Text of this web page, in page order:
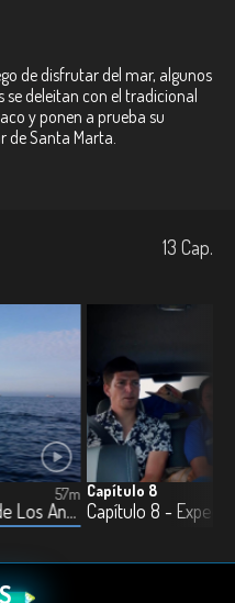
de disfrutar del mar, algunos
deleitan con el tradicional
y ponen a prueba su
de Santa Marta.
13 Cap.
Capítulo 7 - Expedición Cóndor de Los Andes
57m Capítulo 8